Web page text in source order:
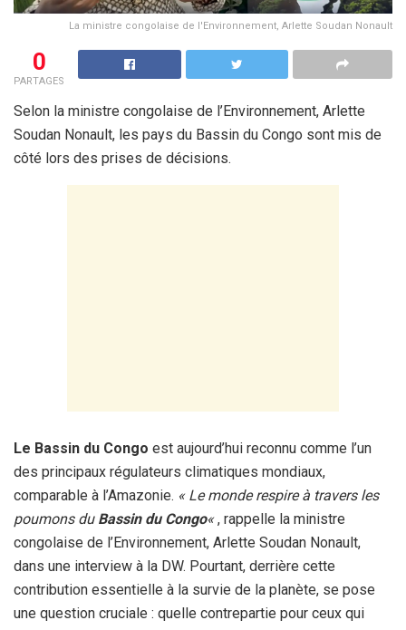
La ministre congolaise de l'Environnement, Arlette Soudan Nonault
0
PARTAGES
Selon la ministre congolaise de l’Environnement, Arlette
Soudan Nonault, les pays du Bassin du Congo sont mis de
côté lors des prises de décisions.
Le Bassin du Congo est aujourd’hui reconnu comme l’un
des principaux régulateurs climatiques mondiaux,
comparable à l’Amazonie. « Le monde respire à travers les
poumons du Bassin du Congo«, rappelle la ministre
congolaise de l’Environnement, Arlette Soudan Nonault,
dans une interview à la DW. Pourtant, derrière cette
contribution essentielle à la survie de la planète, se pose
une question cruciale : quelle contrepartie pour ceux qui